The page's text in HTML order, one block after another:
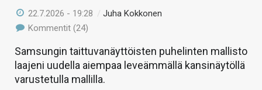
22.7.2026 - 19:28 /Juha Kokkonen
Kommentit (24)
Samsungin taittuvanäyttöisten puhelinten mallisto
laajeni uudella aiempaa leveämmällä kansinäytöllä
varustetulla mallilla.